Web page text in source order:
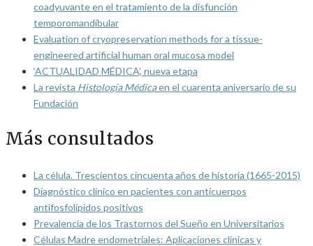
coadyuvante en el tratamiento de la disfunción
temporomandibular
Evaluation of cryopreservation methods for a tissue-
engineered artificial human oral mucosa model
‘ACTUALIDAD MÉDICA’, nueva etapa
La revista Histología Médicaen el cuarenta aniversario de su
Fundación
Más consultados
La célula. Trescientos cincuenta años de historia (1665-2015)
Diagnóstico clínico en pacientes con anticuerpos
antifosfolípidos positivos
Prevalencia de los Trastornos del Sueño en Universitarios
Células Madre endometriales: Aplicaciones clínicas y